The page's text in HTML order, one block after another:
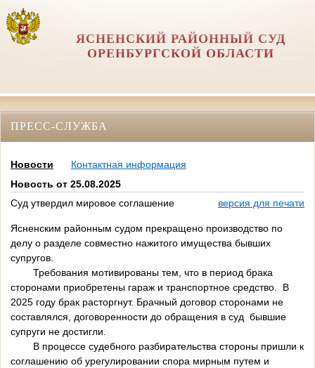
ЯСНЕНСКИЙ РАЙОННЫЙ СУД
ОРЕНБУРГСКОЙ ОБЛАСТИ
ПРЕСС-СЛУЖБА
Новости
Контактная информация
Новость от 25.08.2025
Суд утвердил мировое соглашение
версия для печати
Ясненским районным судом прекращено производство по
делу о разделе совместно нажитого имущества бывших
супругов.
Требования мотивированы тем, что в период брака
сторонами приобретены гараж и транспортное средство. В
2025 году брак расторгнут. Брачный договор сторонами не
составлялся, договоренности до обращения в суд бывшие
супруги не достигли.
В процессе судебного разбирательства стороны пришли к
соглашению об урегулировании спора мирным путем и